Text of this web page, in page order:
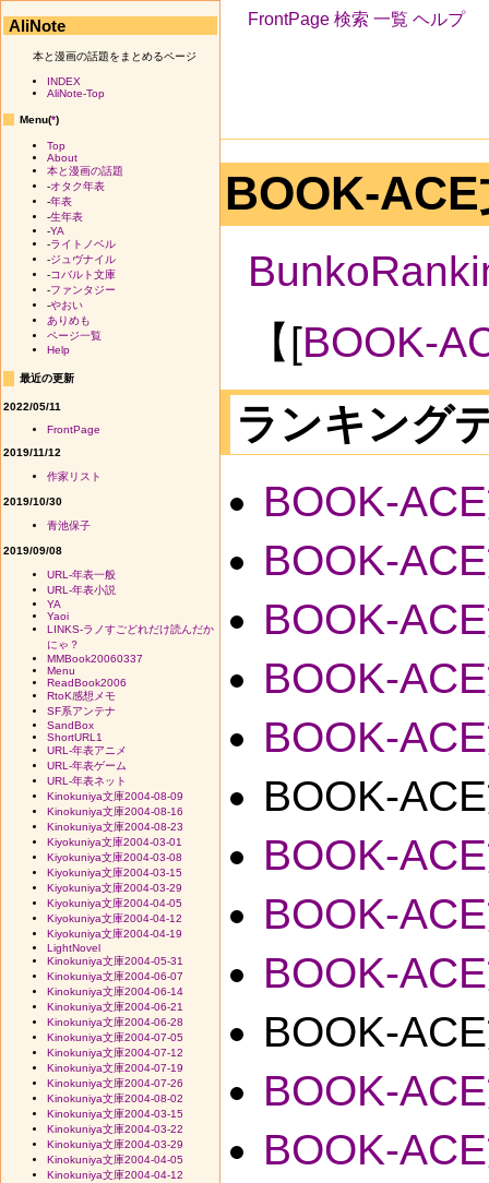
FrontPage 検索 一覧 ヘルプ
BOOK-
【[BOOK-
ランキング
BOOK-
BOOK-
BOOK-
BOOK-
BOOK-
BOOK-
BOOK-
BOOK-
BOOK-
BOOK-
BOOK-
BOOK-
AliNote
本と漫画の話題をまとめるページ
INDEX
AliNote-Top
Menu(*)
Top
About
本と漫画の話題
-オタク年表
-年表
-生年表
-YA
-ライトノベル
-ジュヴナイル
-コバルト文庫
-ファンタジー
-やおい
ありめも
ページ一覧
Help
最近の更新
2022/05/11
FrontPage
2019/11/12
作家リスト
2019/10/30
青池保子
2019/09/08
URL-年表一般
URL-年表小説
YA
Yaoi
LINKS-ラノすごどれだけ読んだか
にゃ？
MMBook20060337
Menu
ReadBook2006
RtoK感想メモ
SF系アンテナ
SandBox
ShortURL1
URL-年表アニメ
URL-年表ゲーム
URL-年表ネット
Kinokuniya文庫2004-08-09
Kinokuniya文庫2004-08-16
Kinokuniya文庫2004-08-23
Kiyokuniya文庫2004-03-01
Kiyokuniya文庫2004-03-08
Kiyokuniya文庫2004-03-15
Kiyokuniya文庫2004-03-29
Kiyokuniya文庫2004-04-05
Kiyokuniya文庫2004-04-12
Kiyokuniya文庫2004-04-19
LightNovel
Kinokuniya文庫2004-05-31
Kinokuniya文庫2004-06-07
Kinokuniya文庫2004-06-14
Kinokuniya文庫2004-06-21
Kinokuniya文庫2004-06-28
Kinokuniya文庫2004-07-05
Kinokuniya文庫2004-07-12
Kinokuniya文庫2004-07-19
Kinokuniya文庫2004-07-26
Kinokuniya文庫2004-08-02
Kinokuniya文庫2004-03-15
Kinokuniya文庫2004-03-22
Kinokuniya文庫2004-03-29
Kinokuniya文庫2004-04-05
Kinokuniya文庫2004-04-12